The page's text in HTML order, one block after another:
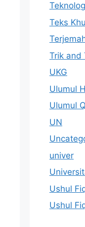
Teks
Trik and
UKG
Ulumul
Ulumul
UN
univer
Ushul
Ushul